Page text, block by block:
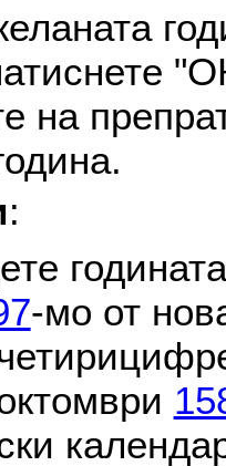
на
:
-мо от